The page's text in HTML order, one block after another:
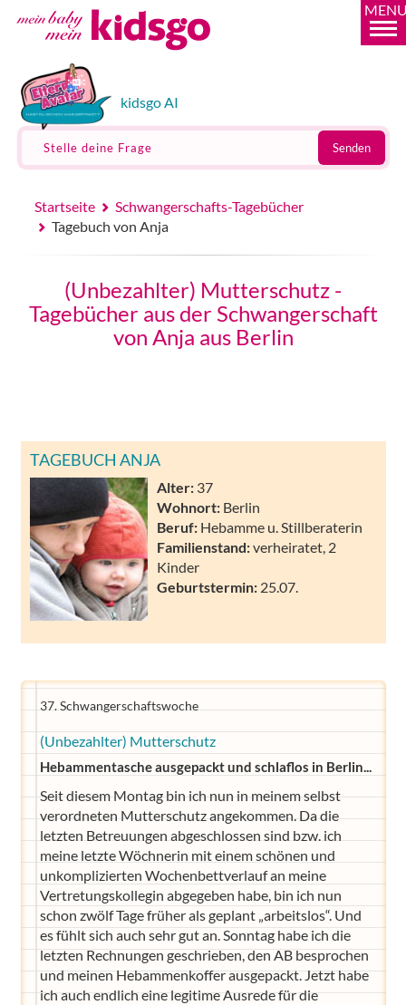
kidsgo AI
Stelle deine Frage Senden
Startseite
Schwangerschafts-Tagebücher
Tagebuch von Anja
(Unbezahlter) Mutterschutz -
Tagebücher aus der Schwangerschaft
von Anja aus Berlin
TAGEBUCH ANJA
Alter: 37
Wohnort: Berlin
Beruf: Hebamme u. Stillberaterin
Familienstand:verheiratet, 2
Kinder
Geburtstermin: 25.07.
37. Schwangerschaftswoche
(Unbezahlter) Mutterschutz
Hebammentasche ausgepackt und schlaflos in Berlin...
Seit diesem Montag bin ich nun in meinem selbst
verordneten Mutterschutz angekommen. Da die
letzten Betreuungen abgeschlossen sind bzw. ich
meine letzte Wöchnerin mit einem schönen und
unkomplizierten Wochenbettverlauf an meine
Vertretungskollegin abgegeben habe, bin ich nun
schon zwölf Tage früher als geplant „arbeitslos“. Und
es fühlt sich auch sehr gut an. Sonntag habe ich die
letzten Rechnungen geschrieben, den AB besprochen
und meinen Hebammenkoffer ausgepackt. Jetzt habe
ich auch endlich eine legitime Ausrede für die